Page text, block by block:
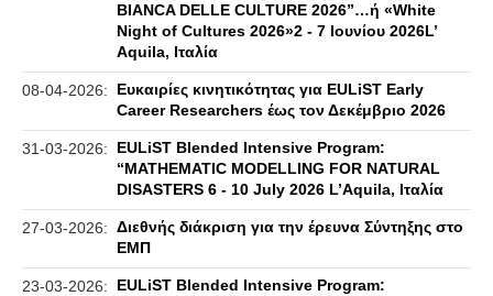
BIANCA DELLE CULTURE 2026”…ή «White
Night of Cultures 2026»2 - 7 Ιουνίου 2026L’
Aquila, Ιταλία
08-04-2026:
Eυκαιρίες κινητικότητας για EULiST Early
Career Researchers έως τον Δεκέμβριο 2026
31-03-2026:
EULiST Blended Intensive Program:
“MATHEMATIC MODELLING FOR NATURAL
DISASTERS 6 - 10 July 2026 L’Aquila, Ιταλία
27-03-2026: Διεθνής διάκριση για την έρευνα Σύντηξης στο
ΕΜΠ
23-03-2026:
EULiST Blended Intensive Program: